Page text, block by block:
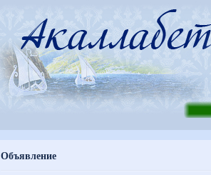
Объявление